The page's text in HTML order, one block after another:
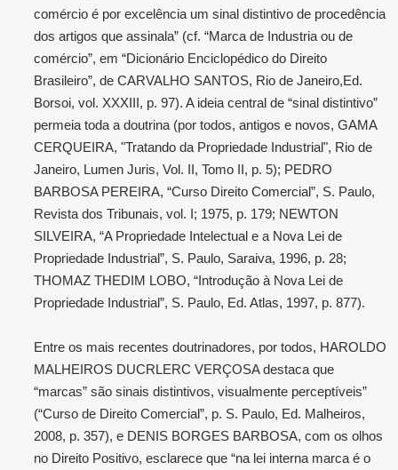
comércio é por excelência um sinal distintivo de procedência
dos artigos que assinala” (cf. “Marca de Industria ou de
comércio”, em “Dicionário Enciclopédico do Direito
Brasileiro”, de CARVALHO SANTOS, Rio de Janeiro,Ed.
Borsoi, vol. XXXIII, p. 97). A ideia central de “sinal distintivo”
permeia toda a doutrina (por todos, antigos e novos, GAMA
CERQUEIRA, "Tratando da Propriedade Industrial", Rio de
Janeiro, Lumen Juris, Vol. II, Tomo II, p. 5); PEDRO
BARBOSA PEREIRA, “Curso Direito Comercial”, S. Paulo,
Revista dos Tribunais, vol. I; 1975, p. 179; NEWTON
SILVEIRA, “A Propriedade Intelectual e a Nova Lei de
Propriedade Industrial”, S. Paulo, Saraiva, 1996, p. 28;
THOMAZ THEDIM LOBO, “Introdução à Nova Lei de
Propriedade Industrial”, S. Paulo, Ed. Atlas, 1997, p. 877).
Entre os mais recentes doutrinadores, por todos, HAROLDO
MALHEIROS DUCRLERC VERÇOSA destaca que
“marcas” são sinais distintivos, visualmente perceptíveis”
(“Curso de Direito Comercial”, p. S. Paulo, Ed. Malheiros,
2008, p. 357), e DENIS BORGES BARBOSA, com os olhos
no Direito Positivo, esclarece que “na lei interna marca é o